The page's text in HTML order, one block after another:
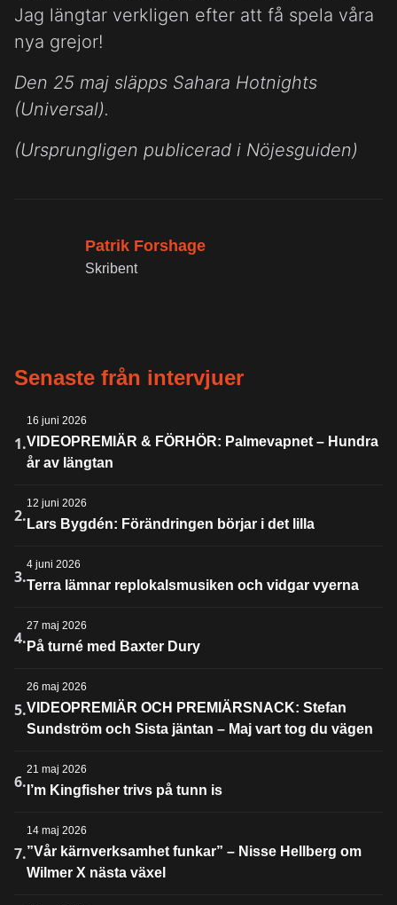
Jag längtar verkligen efter att få spela våra
nya grejor!
Den 25 maj släpps Sahara Hotnights
(Universal).
(Ursprungligen publicerad i Nöjesguiden)
Patrik Forshage
Skribent
Senaste från intervjuer
1.
16 juni 2026
VIDEOPREMIÄR & FÖRHÖR: Palmevapnet – Hundra
år av längtan
2.
12 juni 2026
Lars Bygdén: Förändringen börjar i det lilla
3.
4 juni 2026
Terra lämnar replokalsmusiken och vidgar vyerna
4.
27 maj 2026
På turné med Baxter Dury
5.
26 maj 2026
VIDEOPREMIÄR OCH PREMIÄRSNACK: Stefan
Sundström och Sista jäntan – Maj vart tog du vägen
6.
21 maj 2026
I’m Kingfisher trivs på tunn is
7.
14 maj 2026
”Vår kärnverksamhet funkar” – Nisse Hellberg om
Wilmer X nästa växel